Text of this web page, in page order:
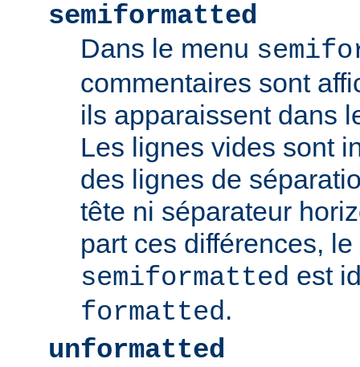
semiformatted
Dans le menu
commentaires sont
ils apparaissent dans
Les lignes vides sont
des lignes de
tête ni séparateur
part ces différences,
semiformatted est
formatted.
unformatted